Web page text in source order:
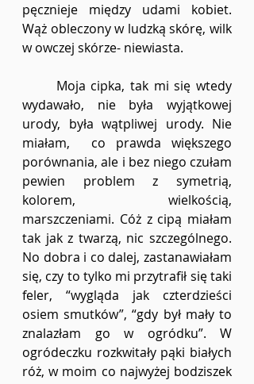
pęcznieje między udami kobiet.
Wąż obleczony w ludzką skórę, wilk
w owczej skórze- niewiasta.
wydawało, nie była wyjątkowej
urody, była wątpliwej urody. Nie
miałam,  co prawda większego
porównania, ale i bez niego czułam
pewien problem z symetrią,
kolorem, wielkością,
marszczeniami. Cóż z cipą miałam
tak jak z twarzą, nic szczególnego.
No dobra i co dalej, zastanawiałam
się, czy to tylko mi przytrafił się taki
feler, “wygląda jak czterdzieści
osiem smutków”, “gdy był mały to
znalazłam go w ogródku”. W
ogródeczku rozkwitały pąki białych
róż, w moim co najwyżej bodziszek